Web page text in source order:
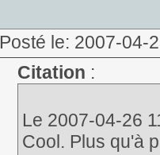
Posté le: 2007-04-
Citation :
Le 2007-04-26
Cool. Plus qu'à